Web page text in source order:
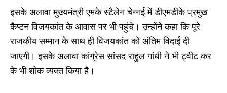
इसके अलावा मुख्यमंत्री एमके स्टैलेन चेन्नई में डीएमडीके प्रमुख
कैप्टन विजयकांत के आवास पर भी पहुंचे। उन्होंने कहा कि पूरे
राजकीय सम्मान के साथ ही विजयकांत को अंतिम विदाई दी
जाएगी। इसके अलावा कांग्रेस सांसद राहुल गांधी ने भी ट्वीट कर
के भी शोक व्यक्त किया है।